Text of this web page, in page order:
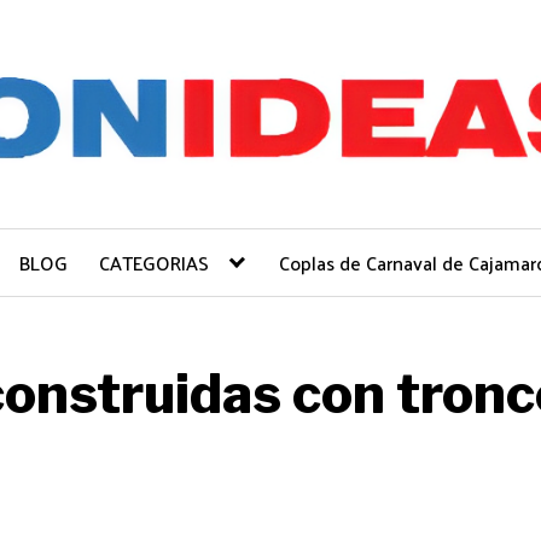
BLOG CATEGORIAS Coplas de Carnaval de
con